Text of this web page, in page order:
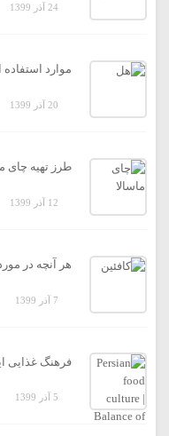
24 آذر 1399
موارد استفاده
20 آذر 1399
طرز تهیه چای
12 آذر 1399
هر آنچه در مورد
7 آذر 1399
فرهنگ غذایی
5 آذر 1399